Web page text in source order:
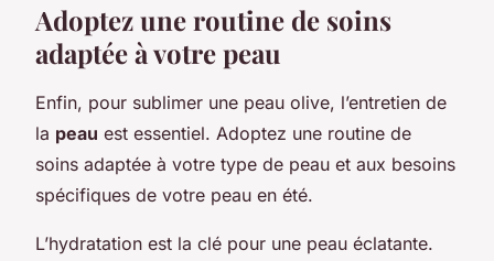
Adoptez une routine de soins
adaptée à votre peau
Enfin, pour sublimer une peau olive, l’entretien de
la peau est essentiel. Adoptez une routine de
soins adaptée à votre type de peau et aux besoins
spécifiques de votre peau en été.
L’hydratation est la clé pour une peau éclatante.